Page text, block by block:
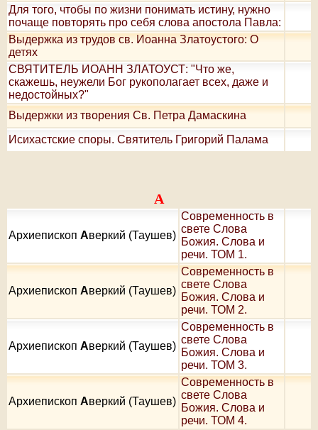
Для того, чтобы по жизни понимать истину, нужно
почаще повторять про себя слова апостола Павла:
Выдержка из трудов св. Иоанна Златоустого: О
детях
СВЯТИТЕЛЬ ИОАНН ЗЛАТОУСТ: "Что же,
скажешь, неужели Бог рукополагает всех, даже и
недостойных?"
Выдержки из творения Св. Петра Дамаскина
Исихастские споры. Святитель Григорий Палама
А
Архиепископ Аверкий (Таушев)
Современность в
свете Слова
Божия. Слова и
речи. ТОМ 1.
Архиепископ Аверкий (Таушев)
Современность в
свете Слова
Божия. Слова и
речи. ТОМ 2.
Архиепископ Аверкий (Таушев)
Современность в
свете Слова
Божия. Слова и
речи. ТОМ 3.
Архиепископ Аверкий (Таушев)
Современность в
свете Слова
Божия. Слова и
речи. ТОМ 4.